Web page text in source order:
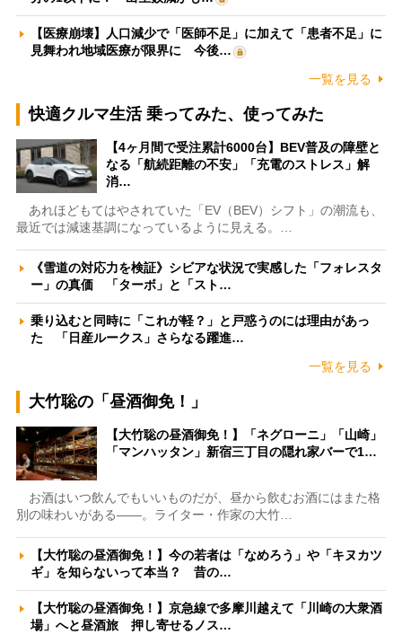
【医療崩壊】人口減少で「医師不足」に加えて「患者不足」に
見舞われ地域医療が限界に 今後…
一覧を見る
快適クルマ生活 乗ってみた、使ってみた
【4ヶ月間で受注累計6000台】BEV普及の障壁と
なる「航続距離の不安」「充電のストレス」解
消…
あれほどもてはやされていた「EV（BEV）シフト」の潮流も、
最近では減速基調になっているように見える。…
《雪道の対応力を検証》シビアな状況で実感した「フォレスタ
ー」の真価 「ターボ」と「スト…
乗り込むと同時に「これが軽？」と戸惑うのには理由があっ
た 「日産ルークス」さらなる躍進…
一覧を見る
大竹聡の「昼酒御免！」
【大竹聡の昼酒御免！】「ネグローニ」「山崎」
「マンハッタン」新宿三丁目の隠れ家バーで1…
お酒はいつ飲んでもいいものだが、昼から飲むお酒にはまた格
別の味わいがある――。ライター・作家の大竹…
【大竹聡の昼酒御免！】今の若者は「なめろう」や「キヌカツ
ギ」を知らないって本当？ 昔の…
【大竹聡の昼酒御免！】京急線で多摩川越えて「川崎の大衆酒
場」へと昼酒旅 押し寄せるノス…